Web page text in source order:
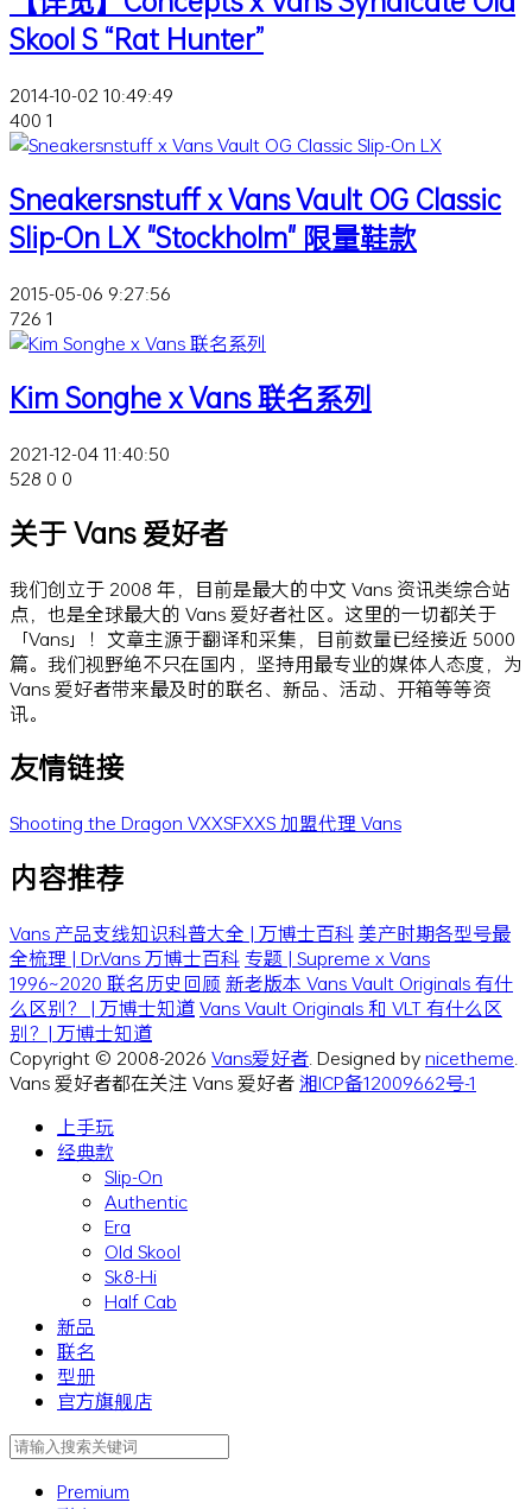
Skool S “Rat Hunter”
2014-10-02 10:49:49
400 1
Sneakersnstuff x Vans Vault OG Classic
Slip-On LX "Stockholm" 限量鞋款
2015-05-06 9:27:56
726 1
Kim Songhe x Vans 联名系列
2021-12-04 11:40:50
528 0 0
关于 Vans 爱好者
我们创立于 2008 年，目前是最大的中文 Vans 资讯类综合站
点，也是全球最大的 Vans 爱好者社区。这里的一切都关于
「Vans」！文章主源于翻译和采集，目前数量已经接近 5000
篇。我们视野绝不只在国内，坚持用最专业的媒体人态度，为
Vans 爱好者带来最及时的联名、新品、活动、开箱等等资
讯。
友情链接
Shooting the Dragon VXXSFXXS加盟代理 Vans
内容推荐
Vans 产品支线知识科普大全 | 万博士百科美产时期各型号最
全梳理 | Dr.Vans 万博士百科 专题 | Supreme x Vans
1996~2020 联名历史回顾 新老版本 Vans Vault Originals 有什
么区别？ | 万博士知道Vans Vault Originals 和 VLT 有什么区
别？| 万博士知道
Copyright © 2008-2026 Vans爱好者 . Designed bynicetheme
Vans 爱好者都在关注 Vans 爱好者湘ICP备12009662号-1
上手玩
经典款
Slip-On
Authentic
Era
Old Skool
Sk8-Hi
Half Cab
新品
联名
型册
官方旗舰店
Premium